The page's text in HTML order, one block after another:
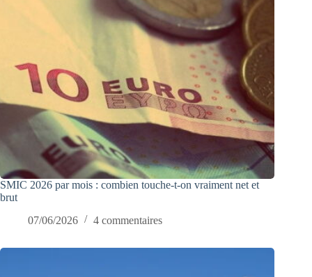
SMIC 2026 par mois : combien touche-t-on vraiment net et
brut
07/06/2026
4 commentaires